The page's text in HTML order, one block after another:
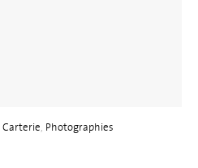
Carterie, Photographies